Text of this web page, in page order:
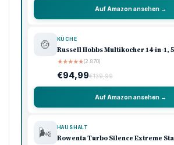
Auf Amazon ansehen →
🍲 KÜCHE
Russell Hobbs Multikocher 14-in-1,
★★★★★(2.870)
€94,99€139,99
Auf Amazon ansehen →
🌬️ HAUSHALT
Rowenta Turbo Silence Extreme